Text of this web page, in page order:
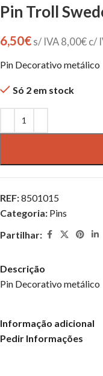
Pin Troll
6,50€ s/ IVA 8,00€ c/
Pin Decorativo metálico
Só 2 em stock
REF:8501015
Categoria: Pins
Partilhar:
Descrição
Pin Decorativo metálico
Informação adicional
Pedir Informações